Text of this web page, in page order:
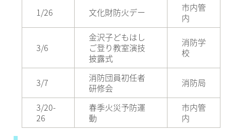
1/26
文化財防火デー
市内管
内
3/6
金沢子どもはし
ご登り教室演技
披露式
消防学
校
3/7
消防団員初任者
研修会
消防局
3/20-
26
春季火災予防運
動
市内管
内